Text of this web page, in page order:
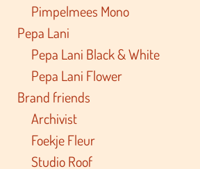
Pimpelmees Mono
Pepa Lani
Pepa Lani Black & White
Pepa Lani Flower
Brand friends
Archivist
Foekje Fleur
Studio Roof